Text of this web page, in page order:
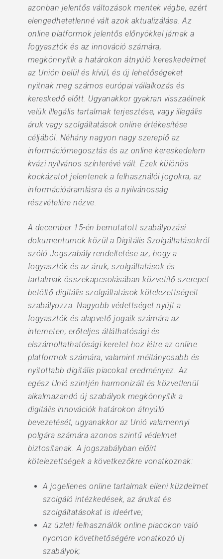
azonban jelentős változások mentek végbe, ezért
elengedhetetlenné vált azok aktualizálása. Az
online platformok jelentős előnyökkel járnak a
fogyasztók és az innováció számára,
megkönnyítik a határokon átnyúló kereskedelmet
az Unión belül és kívül, és új lehetőségeket
nyitnak meg számos európai vállalkozás és
kereskedő előtt. Ugyanakkor gyakran visszaélnek
velük illegális tartalmak terjesztése, vagy illegális
áruk vagy szolgáltatások online értékesítése
céljából. Néhány nagyon nagy szereplő az
információmegosztás és az online kereskedelem
kvázi nyilvános színterévé vált. Ezek különös
kockázatot jelentenek a felhasználói jogokra, az
információáramlásra és a nyilvánosság
részvételére nézve.
A december 15-én bemutatott szabályozási
dokumentumok közül a Digitális Szolgáltatásokról
szóló Jogszabály rendeltetése az, hogy a
fogyasztók és az áruk, szolgáltatások és
tartalmak összekapcsolásában közvetítő szerepet
betöltő digitális szolgáltatások kötelezettségeit
szabályozza. Nagyobb védettséget nyújt a
fogyasztók és alapvető jogaik számára az
interneten; erőteljes átláthatósági és
elszámoltathatósági keretet hoz létre az online
platformok számára, valamint méltányosabb és
nyitottabb digitális piacokat eredményez. Az
egész Unió szintjén harmonizált és közvetlenül
alkalmazandó új szabályok megkönnyítik a
digitális innovációk határokon átnyúló
bevezetését, ugyanakkor az Unió valamennyi
polgára számára azonos szintű védelmet
biztosítanak. A jogszabályban előírt
kötelezettségek a következőkre vonatkoznak:
A jogellenes online tartalmak elleni küzdelmet
szolgáló intézkedések, az árukat és
szolgáltatásokat is ideértve;
Az üzleti felhasználók online piacokon való
nyomon követhetőségére vonatkozó új
szabályok;